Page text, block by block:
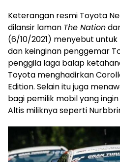
Keterangan resmi Toyota
dilansir laman The Nation
(6/10/2021) menyebut
dan keinginan penggemar
penggila laga balap
Toyota menghadirkan
Edition. Selain itu juga
bagi pemilik mobil yang
Altis miliknya seperti